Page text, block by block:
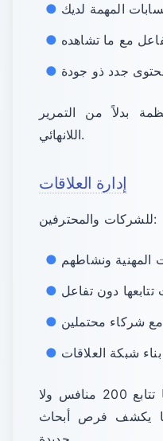
المهمة لديك
مع ما تشاهده
جدد ذو جودة
بدلاً من التمرير
اللانهائي.
إدارة العلاقات
للشركات والمحترفين:
المهنية ونشاطهم
دون تفاعل
شركاء محتملين
شبكة العلاقات
وكالة تسويق قد تكتشف أنها تتابع 200 منافس ولا
12 فقط—ما يكشف فرص أبحاث